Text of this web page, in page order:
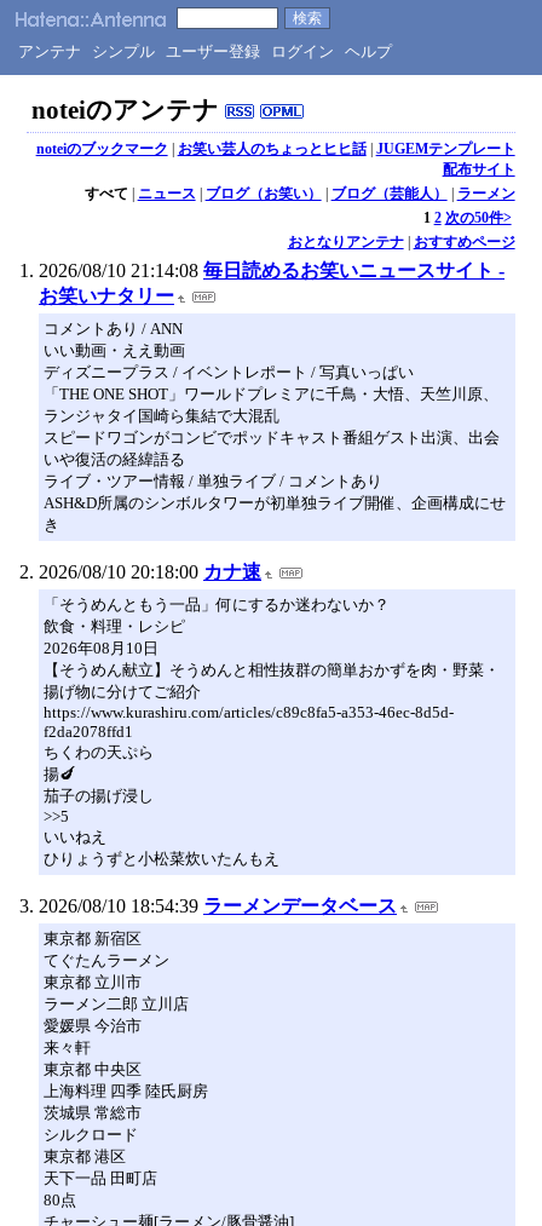
アンテナ シンプル ユーザー登録 ログイン ヘルプ
noteiのアンテナ
noteiのブックマーク | お笑い芸人のちょっとヒヒ話| JUGEMテンプレート
配布サイト
すべて | ニュース | ブログ（お笑い） | ブログ（芸能人） | ラーメン
1 2 次の50件>
おとなりアンテナ| おすすめページ
2026/08/10 21:14:08 毎日読めるお笑いニュースサイト -
お笑いナタリー
コメントあり / ANN
いい動画・ええ動画
ディズニープラス / イベントレポート / 写真いっぱい
「THE ONE SHOT」ワールドプレミアに千鳥・大悟、天竺川原、
ランジャタイ国崎ら集結で大混乱
スピードワゴンがコンビでポッドキャスト番組ゲスト出演、出会
いや復活の経緯語る
ライブ・ツアー情報 / 単独ライブ / コメントあり
ASH&D所属のシンボルタワーが初単独ライブ開催、企画構成にせ
き
2026/08/10 20:18:00 カナ速
「そうめんともう一品」何にするか迷わないか？
飲食・料理・レシピ
2026年08月10日
【そうめん献立】そうめんと相性抜群の簡単おかずを肉・野菜・
揚げ物に分けてご紹介
https://www.kurashiru.com/articles/c89c8fa5-a353-46ec-8d5d-
f2da2078ffd1
ちくわの天ぷら
揚🍆
茄子の揚げ浸し
>>5
いいねえ
ひりょうずと小松菜炊いたんもえ
2026/08/10 18:54:39 ラーメンデータベース
東京都 新宿区
てぐたんラーメン
東京都 立川市
ラーメン二郎 立川店
愛媛県 今治市
来々軒
東京都 中央区
上海料理 四季 陸氏厨房
茨城県 常総市
シルクロード
東京都 港区
天下一品 田町店
80点
チャーシュー麺[ラーメン/豚骨醤油]